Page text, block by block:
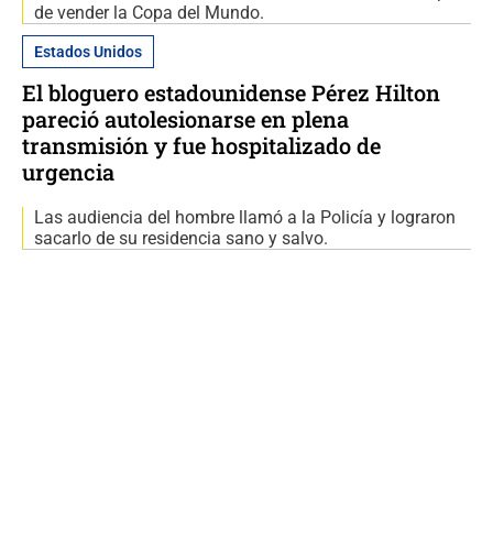
de vender la Copa del Mundo.
Estados Unidos
El bloguero estadounidense Pérez Hilton
pareció autolesionarse en plena
transmisión y fue hospitalizado de
urgencia
Las audiencia del hombre llamó a la Policía y lograron
sacarlo de su residencia sano y salvo.